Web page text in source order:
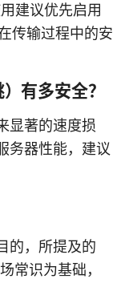
建议优先启用
传输过程中的安
有多安全？
显著的速度损
务器性能，建议
的，所提及的
常识为基础，